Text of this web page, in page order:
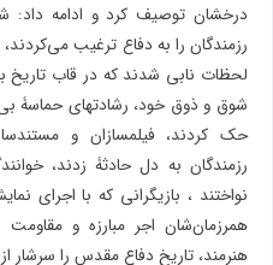
درخشان توصیف کرد و ادامه داد:
رزمندگان را به دفاع ترغیب
لحظات نابی شدند که در قاب تاریخ
شوق و ذوق خود، رشادتهای حماسۀ
حک کردند، فیلمسازان و
رزمندگان به دل حادثۀ زدند،
نواختند ، بازیگرانی که با اجرای
همرزمان‌شان اجر مبارزه و
هنرمند، تاریخ دفاع مقدس را سرشار